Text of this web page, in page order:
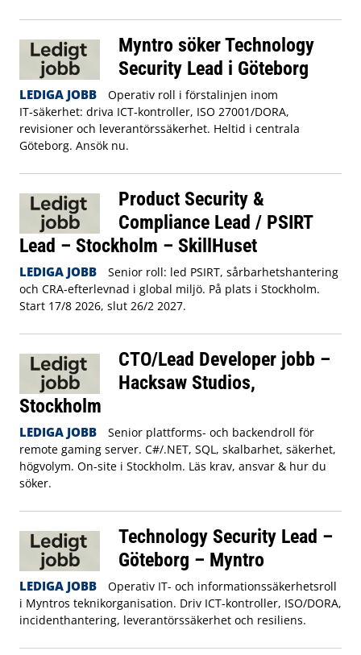
Myntro söker Technology
Security Lead i Göteborg
LEDIGA JOBB
Operativ roll i förstalinjen inom
IT‑säkerhet: driva ICT‑kontroller, ISO 27001/DORA,
revisioner och leverantörssäkerhet. Heltid i centrala
Göteborg. Ansök nu.
Product Security &
Compliance Lead / PSIRT
Lead – Stockholm – SkillHuset
LEDIGA JOBB
Senior roll: led PSIRT, sårbarhetshantering
och CRA-efterlevnad i global miljö. På plats i Stockholm.
Start 17/8 2026, slut 26/2 2027.
CTO/Lead Developer jobb –
Hacksaw Studios,
Stockholm
LEDIGA JOBB
Senior plattforms- och backendroll för
remote gaming server. C#/.NET, SQL, skalbarhet, säkerhet,
högvolym. On-site i Stockholm. Läs krav, ansvar & hur du
söker.
Technology Security Lead –
Göteborg – Myntro
LEDIGA JOBB
Operativ IT- och informationssäkerhetsroll
i Myntros teknikorganisation. Driv ICT-kontroller, ISO/DORA,
incidenthantering, leverantörssäkerhet och resiliens.